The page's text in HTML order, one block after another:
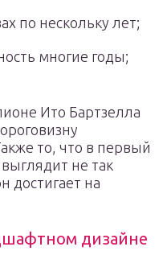
по нескольку лет;
многие годы;
Ито Бартзелла
то, что в первый
не так
достигает на
дизайне